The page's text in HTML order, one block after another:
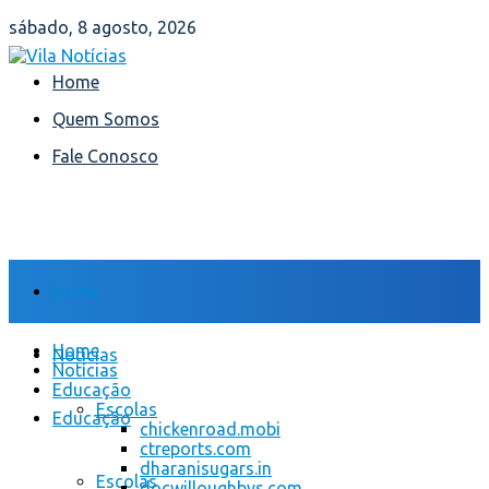
sábado, 8 agosto, 2026
Home
Quem Somos
Fale Conosco
Home
Notícias
Educação
Escolas
Home
Notícias
Educação
Escolas
chickenroad.mobi
ctreports.com
dharanisugars.in